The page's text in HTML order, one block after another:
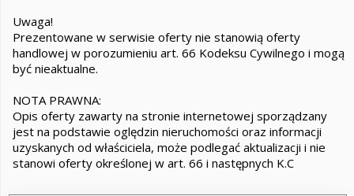
Uwaga!
Prezentowane w serwisie oferty nie stanowią oferty
handlowej w porozumieniu art. 66 Kodeksu Cywilnego i mogą
być nieaktualne.
NOTA PRAWNA:
Opis oferty zawarty na stronie internetowej sporządzany
jest na podstawie oględzin nieruchomości oraz informacji
uzyskanych od właściciela, może podlegać aktualizacji i nie
stanowi oferty określonej w art. 66 i następnych K.C